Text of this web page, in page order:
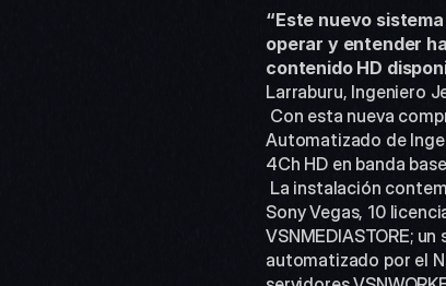
“Este nuevo
operar y entender
contenido HD
Larraburu, Ingeniero
Automatizado de
4Ch HD en banda
Sony Vegas, 10
VSNMEDIASTORE;
automatizado por el